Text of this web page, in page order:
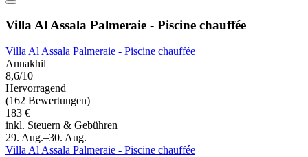
Villa Al Assala Palmeraie - Piscine chauffée
Villa Al Assala Palmeraie - Piscine chauffée
Annakhil
8,6/10
Hervorragend
(162 Bewertungen)
183 €
inkl. Steuern & Gebühren
29. Aug.–30. Aug.
Villa Al Assala Palmeraie - Piscine chauffée